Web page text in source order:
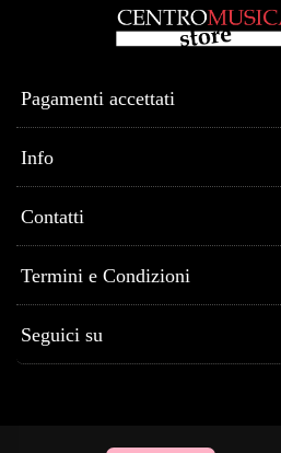
Pagamenti accettati
Info
Contatti
Termini e Condizioni
Seguici su